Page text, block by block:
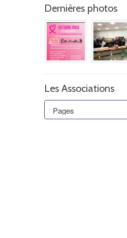
Dernières photos
Les Associations